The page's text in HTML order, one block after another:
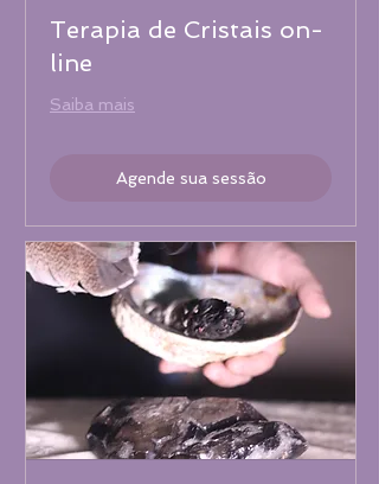
Terapia de Cristais on-
line
Saiba mais
Agende sua sessão